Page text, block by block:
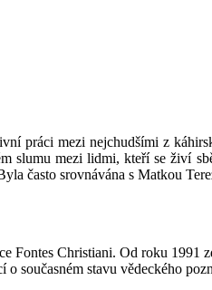
práci mezi nejchudšími z
mezi lidmi, kteří se živí
často srovnávána s Matkou
Christiani. Od roku
současném stavu vědeckého